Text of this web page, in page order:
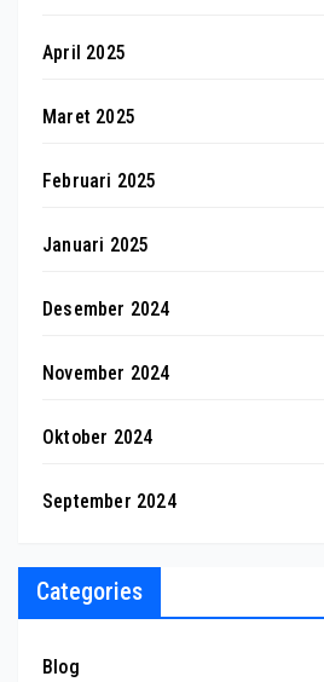
April 2025
Maret 2025
Februari 2025
Januari 2025
Desember 2024
November 2024
Oktober 2024
September 2024
Categories
Blog